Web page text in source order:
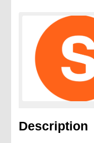
Description